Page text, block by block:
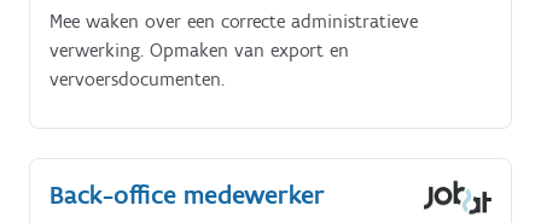
Mee waken over een correcte administratieve
verwerking. Opmaken van export en
vervoersdocumenten.
Back-office medewerker